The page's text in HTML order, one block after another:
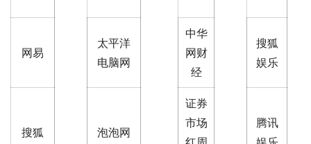
网易
太平洋
电脑网
中华
网财
经
搜狐
娱乐
搜狐 泡泡网
证券
市场
腾讯